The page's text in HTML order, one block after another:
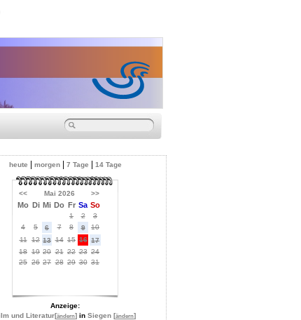
heute morgen| 7 Tage 14 Tage
<< Mai 2026 >>
Mo Di Mi Do Fr Sa So
1 2
3
4
5 6 7 8 9
10
11 12 13 14 15 16 17
18 19 20 21 22 23 24
25 26 27 28 29 30 31
Anzeige:
und Literatur[ändern] in Siegen [ändern]